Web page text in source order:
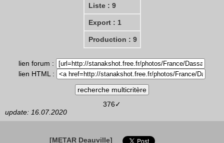
Liste : 9
Export : 1
Production : 9
lien forum :
lien HTML :
376✓
update: 16.07.2020
[METAR Deauville]